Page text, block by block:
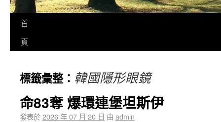
首
頁
標籤彙整： 韓國隱形眼鏡
命83奪 爆環連堡坦斯伊
發表於2026 年 07 月 20 日 由 admin